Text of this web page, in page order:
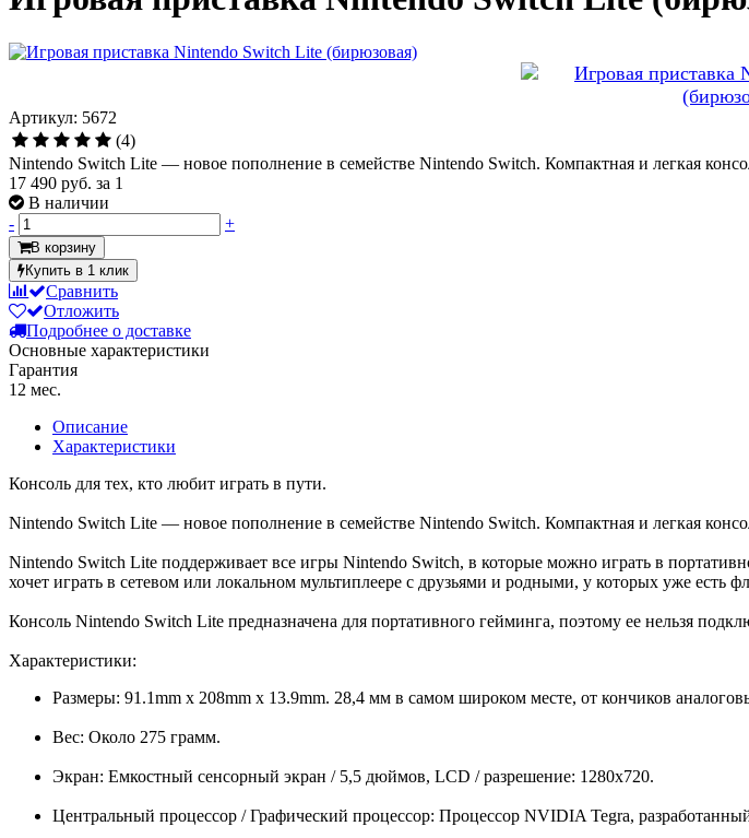
Артикул: 5672
(4)
Nintendo Switch Lite — новое пополнение в семействе Nintendo Switch. Компактная и легкая
17 490 руб. за 1
В наличии
-
+
В корзину
Купить в 1 клик
Сравнить
Отложить
Подробнее о доставке
Основные характеристики
Гарантия
12 мес.
Описание
Характеристики
Консоль для тех, кто любит играть в пути.
Nintendo Switch Lite — новое пополнение в семействе Nintendo Switch. Компактная и легкая
Nintendo Switch Lite поддерживает все игры Nintendo Switch, в которые можно играть в
хочет играть в сетевом или локальном мультиплеере с друзьями и родными, у которых уже есть
Консоль Nintendo Switch Lite предназначена для портативного гейминга, поэтому ее нельзя
Характеристики:
Размеры: 91.1mm x 208mm x 13.9mm. 28,4 мм в самом широком месте, от кончиков
Вес: Около 275 грамм.
Экран: Емкостный сенсорный экран / 5,5 дюймов, LCD / разрешение: 1280x720.
Центральный процессор / Графический процессор: Процессор NVIDIA Tegra,